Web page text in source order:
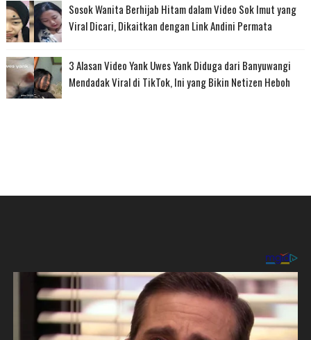
Sosok Wanita Berhijab Hitam dalam Video Sok Imut yang
Viral Dicari, Dikaitkan dengan Link Andini Permata
3 Alasan Video Yank Uwes Yank Diduga dari Banyuwangi
Mendadak Viral di TikTok, Ini yang Bikin Netizen Heboh